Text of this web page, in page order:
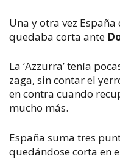
Una y otra vez
quedaba corta ante
La ‘Azzurra’ tenía
zaga, sin contar el
en contra cuando
mucho más.
España suma tres
quedándose corta en